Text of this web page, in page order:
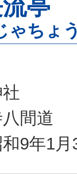
亭
ゃちょ
間道
9年1月